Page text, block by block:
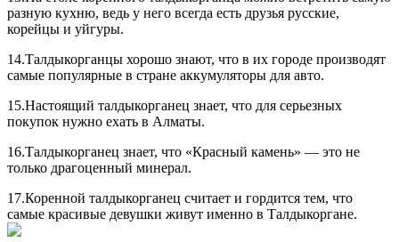
разную кухню, ведь у него всегда есть друзья русские,
корейцы и уйгуры.
14.Талдыкорганцы хорошо знают, что в их городе производят
самые популярные в стране аккумуляторы для авто.
15.Настоящий талдыкорганец знает, что для серьезных
покупок нужно ехать в Алматы.
16.Талдыкорганец знает, что «Красный камень» — это не
только драгоценный минерал.
17.Коренной талдыкорганец считает и гордится тем, что
самые красивые девушки живут именно в Талдыкоргане.